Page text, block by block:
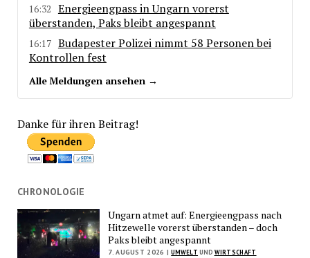
16:32
Energieengpass in Ungarn vorerst
überstanden, Paks bleibt angespannt
16:17 Budapester Polizei nimmt 58 Personen bei
Kontrollen fest
Alle Meldungen ansehen →
Danke für ihren Beitrag!
CHRONOLOGIE
Ungarn atmet auf: Energieengpass nach
Hitzewelle vorerst überstanden – doch
Paks bleibt angespannt
7. AUGUST 2026 | UMWELT UND WIRTSCHAFT